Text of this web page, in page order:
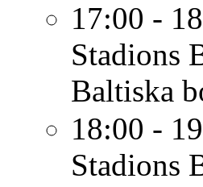
17:00 -
Stadions
Baltiska
18:00 -
Stadions